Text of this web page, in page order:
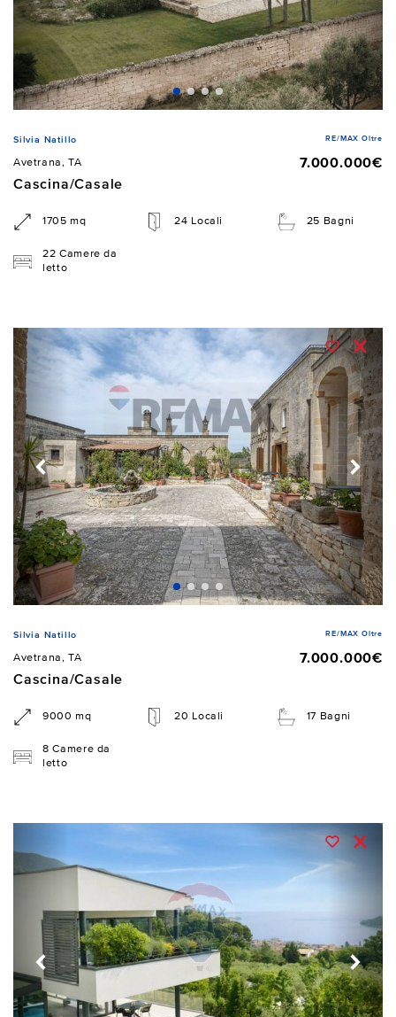
Silvia Natillo RE/MAX Oltre
Avetrana, TA
7.000.000€
Cascina/Casale
1705 mq 24 Locali 25 Bagni
22 Camere da
letto
Silvia Natillo RE/MAX Oltre
Avetrana, TA
7.000.000€
Cascina/Casale
9000 mq 20 Locali 17 Bagni
8 Camere da
letto